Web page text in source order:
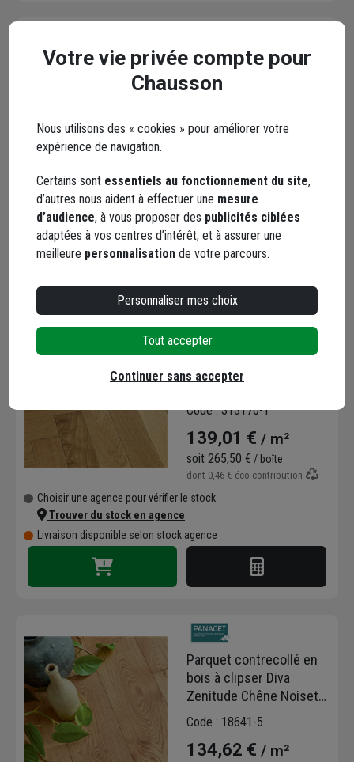
Nettoyant pour parquet
verni et vitrifié Panaget -
Code : 820375-1
Choisir une agence pour vérifier le stock
Trouver du stock en agence
Livraison disponible selon stock agence
Parquet contrecollé en
Classic/Authentique
MM - ép. 12,00 MM
Code : 313170-1
139,01 € / m²
soit 265,50 € / boîte
dont 0,46 € éco-contribution
Choisir une agence pour vérifier le stock
Trouver du stock en agence
Livraison disponible selon stock agence
Parquet contrecollé en
bois à clipser Diva
Zenitude Chêne Noisette
- largeur 139 mm - ép.
Code : 18641-5
134,62 € / m²
Votre vie privée compte pour
Chausson
Nous utilisons des « cookies » pour améliorer votre
expérience de navigation.
Certains sont essentiels au fonctionnement du site,
d’autres nous aident à effectuer une mesure
d’audience, à vous proposer des publicités ciblées
adaptées à vos centres d’intérêt, et à assurer une
meilleure personnalisation de votre parcours.
Personnaliser mes choix
Tout accepter
Continuer sans accepter